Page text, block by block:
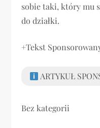
sobie taki, który mu
do działki.
+Tekst
ARTYKUŁ
Bez kategorii